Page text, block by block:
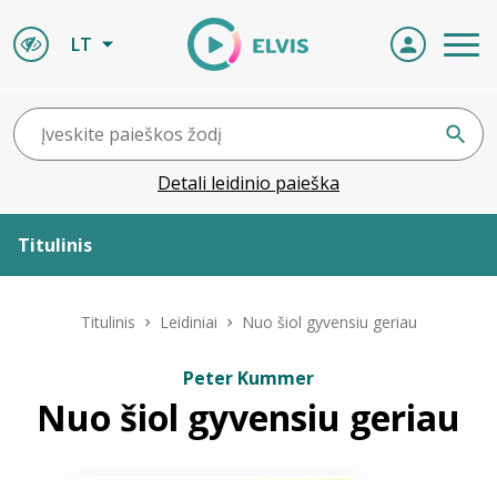
LT
Detali leidinio paieška
Titulinis
ELVIS atvyksta
Titulinis Leidiniai Nuo šiol gyvensiu geriau
Peter Kummer
Nuo šiol gyvensiu geriau